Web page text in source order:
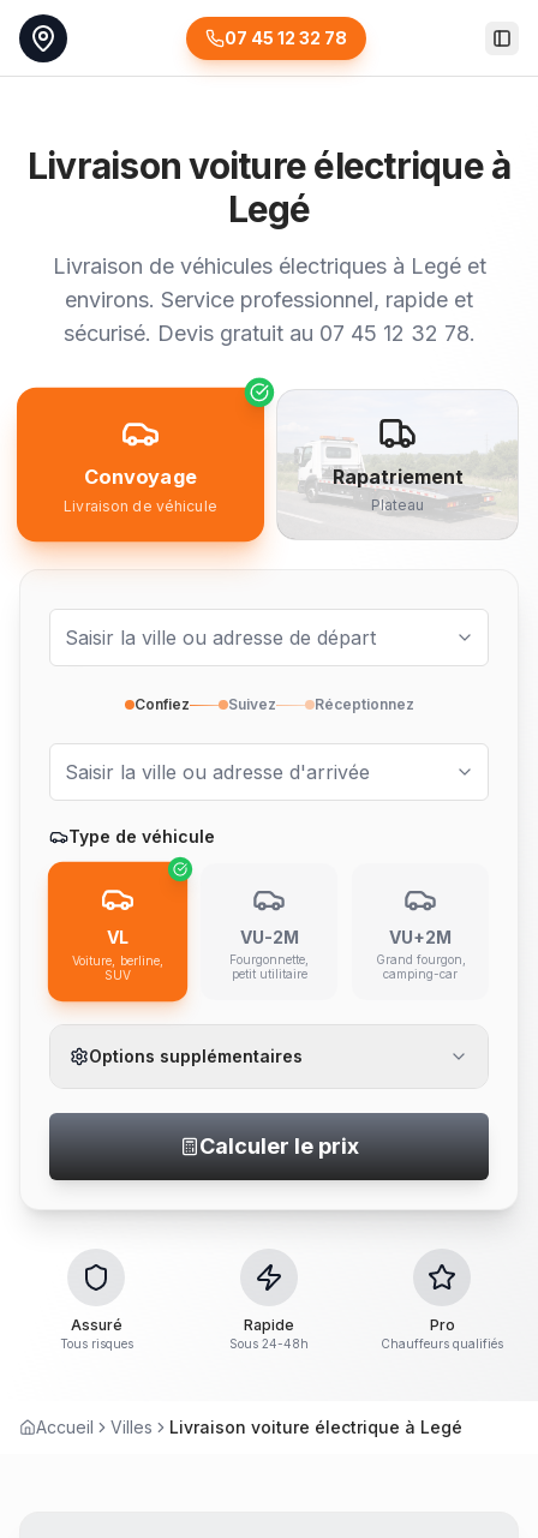
07 45 12 32 78
Livraison voiture électrique à
Legé
Livraison de véhicules électriques à Legé et
environs. Service professionnel, rapide et
sécurisé. Devis gratuit au 07 45 12 32 78.
Convoyage
Livraison de véhicule
Rapatriement
Plateau
Confiez Suivez Réceptionnez
Type de véhicule
VL
Voiture, berline,
SUV
VU-2M
Fourgonnette,
petit utilitaire
VU+2M
Grand fourgon,
camping-car
Options supplémentaires
Calculer le prix
Assuré
Tous risques
Rapide
Sous 24-48h
Pro
Chauffeurs qualifiés
Accueil Villes Livraison voiture électrique à Legé